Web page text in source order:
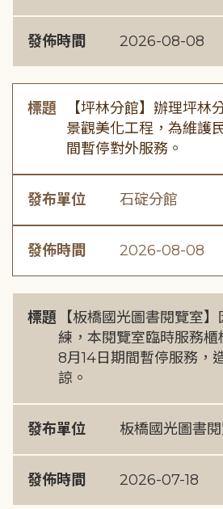
發佈時間 2026-08-08
標題
【坪林分館】辦理坪林
景觀美化工程，為維護
間暫停對外服務。
發布單位 石碇分館
發佈時間 2026-08-08
標題
【板橋國光圖書閱覽室
練，本閱覽室臨時服務
8月14日期間暫停服務，
諒。
發布單位 板橋國光圖書
發佈時間 2026-07-18